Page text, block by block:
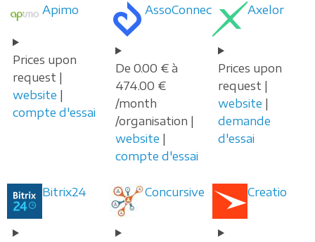
Apimo
Prices upon
request |
website |
compte d'essai
AssoConnect
De 0.00 € à
474.00 €
/month
/organisation |
website |
compte d'essai
Axelor
Prices upon
request |
website |
demande
d'essai
Bitrix24 Concursive Creatio